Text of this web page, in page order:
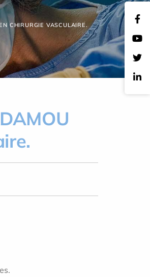
CHIRURGIE VASCULAIRE.